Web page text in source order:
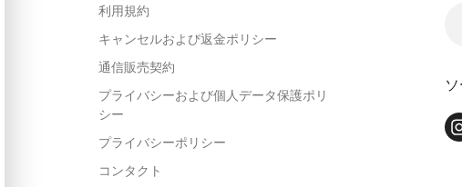
利用規約
キャンセルおよび返金ポリシー
通信販売契約
プライバシーおよび個人データ保護ポリ
シー
プライバシーポリシー
コンタクト